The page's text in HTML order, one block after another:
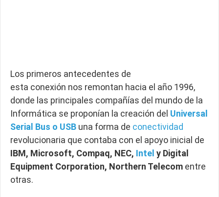
Los primeros antecedentes de
esta conexión nos remontan hacia el año 1996,
donde las principales compañías del mundo de la
Informática se proponían la creación del Universal
Serial Bus o USB una forma de conectividad
revolucionaria que contaba con el apoyo inicial de
IBM, Microsoft, Compaq, NEC, Intel y Digital
Equipment Corporation, Northern Telecom entre
otras.